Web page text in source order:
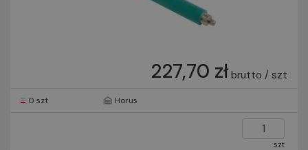
227,70 zł brutto / szt
0 szt Horus
szt